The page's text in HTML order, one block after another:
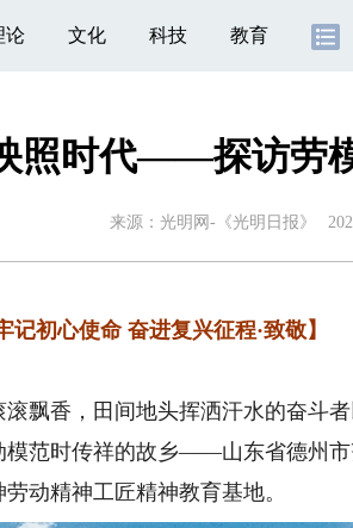
论 文化 科技 教育
照时代——探访劳
来源： 光明网-《光明日报》
记初心使命 奋进复兴征程·致敬】
香，田间地头挥洒汗水的奋斗者
模范时传祥的故乡——山东省德州
动精神工匠精神教育基地。